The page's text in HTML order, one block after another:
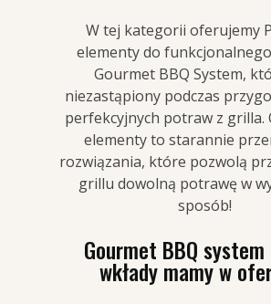
W tej kategorii oferujemy
elementy do
Gourmet BBQ System,
niezastąpiony podczas
perfekcyjnych potraw z grilla.
elementy to starannie
rozwiązania, które pozwolą
grillu dowolną potrawę w
sposób!
Gourmet BBQ
wkłady mamy w